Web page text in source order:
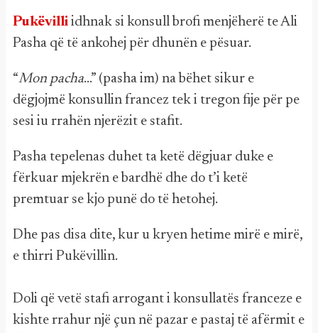
Pukëvilli idhnak si konsull brofi menjëherë te Ali
Pasha që të ankohej për dhunën e pësuar.
“Mon pacha…” (pasha im) na bëhet sikur e
dëgjojmë konsullin francez tek i tregon fije për pe
sesi iu rrahën njerëzit e stafit.
Pasha tepelenas duhet ta ketë dëgjuar duke e
fërkuar mjekrën e bardhë dhe do t’i ketë
premtuar se kjo punë do të hetohej.
Dhe pas disa dite, kur u kryen hetime mirë e mirë,
e thirri Pukëvillin.
Doli që vetë stafi arrogant i konsullatës franceze e
kishte rrahur një çun në pazar e pastaj të afërmit e